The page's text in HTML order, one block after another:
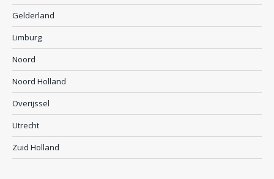
Gelderland
Limburg
Noord
Noord Holland
Overijssel
Utrecht
Zuid Holland